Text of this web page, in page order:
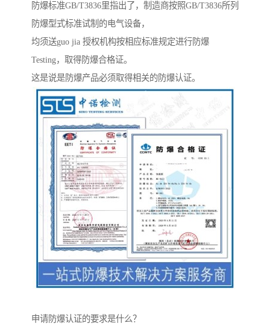
防爆标准GB/T3836里指出了，制造商按照GB/T3836所列
防爆型式标准试制的电气设备，
均须送guo jia 授权机构按相应标准规定进行防爆
Testing，取得防爆合格证。
这是说是防爆产品必须取得相关的防爆认证。
申请防爆认证的要求是什么？